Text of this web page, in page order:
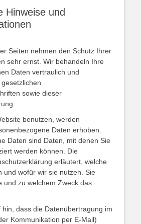
Hinweise und
Seiten nehmen den Schutz Ihrer
sehr ernst. Wir behandeln Ihre
Daten vertraulich und
sowie dieser
benutzen, werden
Daten erhoben.
Daten sind Daten, mit denen Sie
werden können. Die
erläutert, welche
und wofür wir sie nutzen. Sie
und zu welchem Zweck das
dass die Datenübertragung im
Kommunikation per E-Mail)